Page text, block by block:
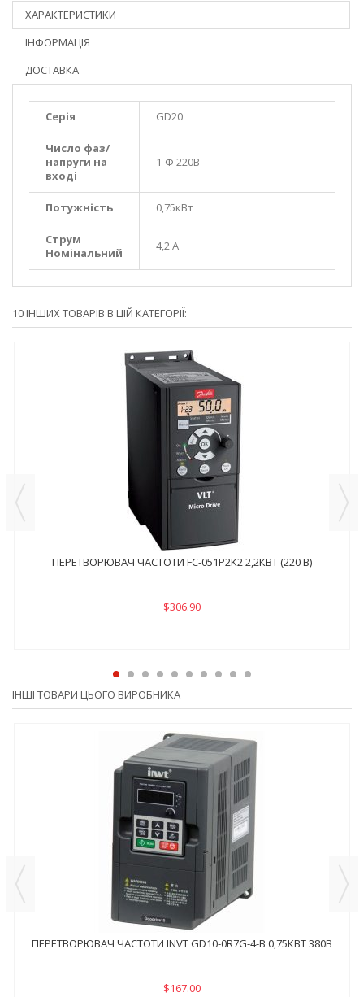
ХАРАКТЕРИСТИКИ
ІНФОРМАЦІЯ
ДОСТАВКА
Серія GD20
Число фаз/
напруги на
вході
1-Ф 220В
Потужність 0,75кВт
Струм
Номінальний
4,2 A
10 ІНШИХ ТОВАРІВ В ЦІЙ КАТЕГОРІЇ:
ПЕРЕТВОРЮВАЧ ЧАСТОТИ FC-051P2K2 2,2КВТ (220 В)
$306.90
ІНШІ ТОВАРИ ЦЬОГО ВИРОБНИКА
ПЕРЕТВОРЮВАЧ ЧАСТОТИ INVT GD10-0R7G-4-B 0,75КВТ 380В
$167.00